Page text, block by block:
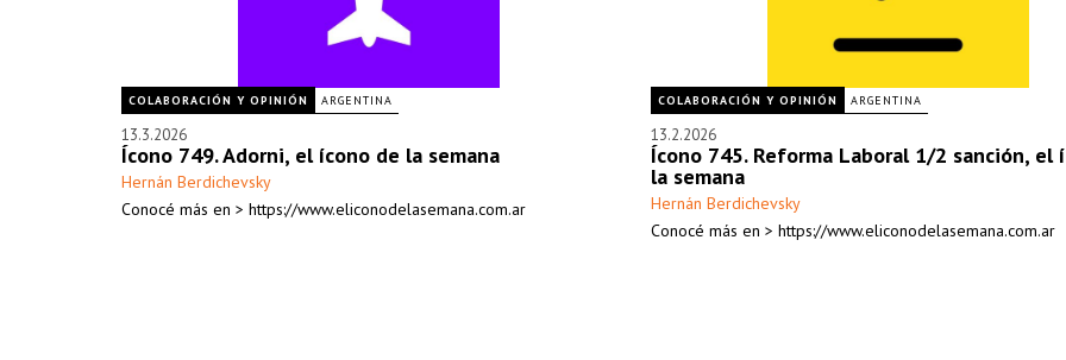
COLABORACIÓN Y OPINIÓN ARGENTINA
13.3.2026
Ícono 749. Adorni, el ícono de la semana
Hernán Berdichevsky
Conocé más en > https://www.eliconodelasemana.com.ar
COLABORACIÓN Y OPINIÓN ARGENTINA
13.2.2026
Ícono 745. Reforma Laboral 1/2 sanción, el
la semana
Hernán Berdichevsky
Conocé más en > https://www.eliconodelasemana.com.ar